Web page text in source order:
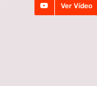
Ver Vídeo